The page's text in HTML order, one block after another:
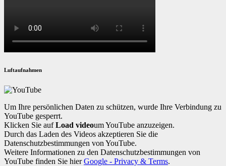
Luftaufnahmen
Um Ihre persönlichen Daten zu schützen, wurde Ihre Verbindung zu
YouTube gesperrt.
Klicken Sie aufLoad videoum YouTube anzuzeigen.
Durch das Laden des Videos akzeptieren Sie die
Datenschutzbestimmungen von YouTube.
Weitere Informationen zu den Datenschutzbestimmungen von
YouTube finden Sie hierGoogle - Privacy & Terms.